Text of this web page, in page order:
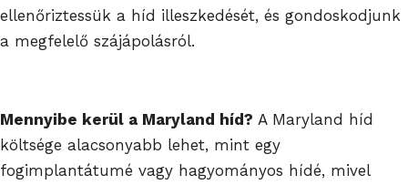
ellenőriztessük a híd illeszkedését, és gondoskodjunk
a megfelelő szájápolásról.
Mennyibe kerül a Maryland híd? A Maryland híd
költsége alacsonyabb lehet, mint egy
fogimplantátumé vagy hagyományos hídé, mivel